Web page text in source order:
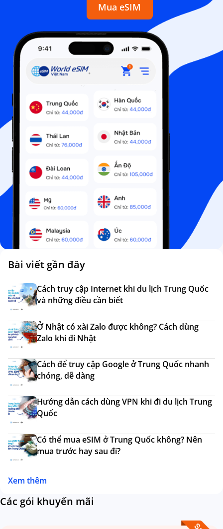
Mua eSIM
Bài viết gần đây
Cách truy cập Internet khi du lịch Trung Quốc
và những điều cần biết
Ở Nhật có xài Zalo được không? Cách dùng
Zalo khi đi Nhật
Cách để truy cập Google ở Trung Quốc nhanh
chóng, dễ dàng
Hướng dẫn cách dùng VPN khi đi du lịch Trung
Quốc
Có thể mua eSIM ở Trung Quốc không? Nên
mua trước hay sau đi?
Xem thêm
Các gói khuyến mãi